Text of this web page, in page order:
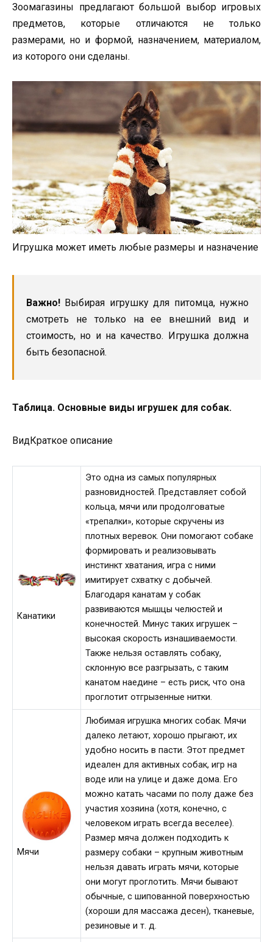
Зоомагазины предлагают большой выбор игровых
предметов, которые отличаются не только
размерами, но и формой, назначением, материалом,
из которого они сделаны.
Игрушка может иметь любые размеры и назначение
Важно! Выбирая игрушку для питомца, нужно
смотреть не только на ее внешний вид и
стоимость, но и на качество. Игрушка должна
быть безопасной.
Таблица. Основные виды игрушек для собак.
ВидКраткое описание
Канатики
Это одна из самых популярных
разновидностей. Представляет собой
кольца, мячи или продолговатые
«трепалки», которые скручены из
плотных веревок. Они помогают собаке
формировать и реализовывать
инстинкт хватания, игра с ними
имитирует схватку с добычей.
Благодаря канатам у собак
развиваются мышцы челюстей и
конечностей. Минус таких игрушек –
высокая скорость изнашиваемости.
Также нельзя оставлять собаку,
склонную все разгрызать, с таким
канатом наедине – есть риск, что она
проглотит отгрызенные нитки.
Мячи
Любимая игрушка многих собак. Мячи
далеко летают, хорошо прыгают, их
удобно носить в пасти. Этот предмет
идеален для активных собак, игр на
воде или на улице и даже дома. Его
можно катать часами по полу даже без
участия хозяина (хотя, конечно, с
человеком играть всегда веселее).
Размер мяча должен подходить к
размеру собаки – крупным животным
нельзя давать играть мячи, которые
они могут проглотить. Мячи бывают
обычные, с шипованной поверхностью
(хороши для массажа десен), тканевые,
резиновые и т. д.